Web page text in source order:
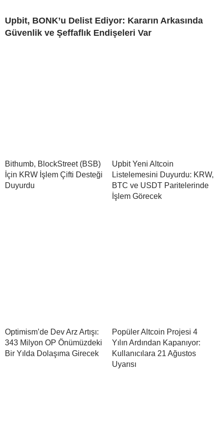
Upbit, BONK’u Delist Ediyor: Kararın Arkasında
Güvenlik ve Şeffaflık Endişeleri Var
Bithumb, BlockStreet (BSB)
İçin KRW İşlem Çifti Desteği
Duyurdu
Upbit Yeni Altcoin
Listelemesini Duyurdu: KRW,
BTC ve USDT Paritelerinde
İşlem Görecek
Optimism’de Dev Arz Artışı:
343 Milyon OP Önümüzdeki
Bir Yılda Dolaşıma Girecek
Popüler Altcoin Projesi 4
Yılın Ardından Kapanıyor:
Kullanıcılara 21 Ağustos
Uyarısı